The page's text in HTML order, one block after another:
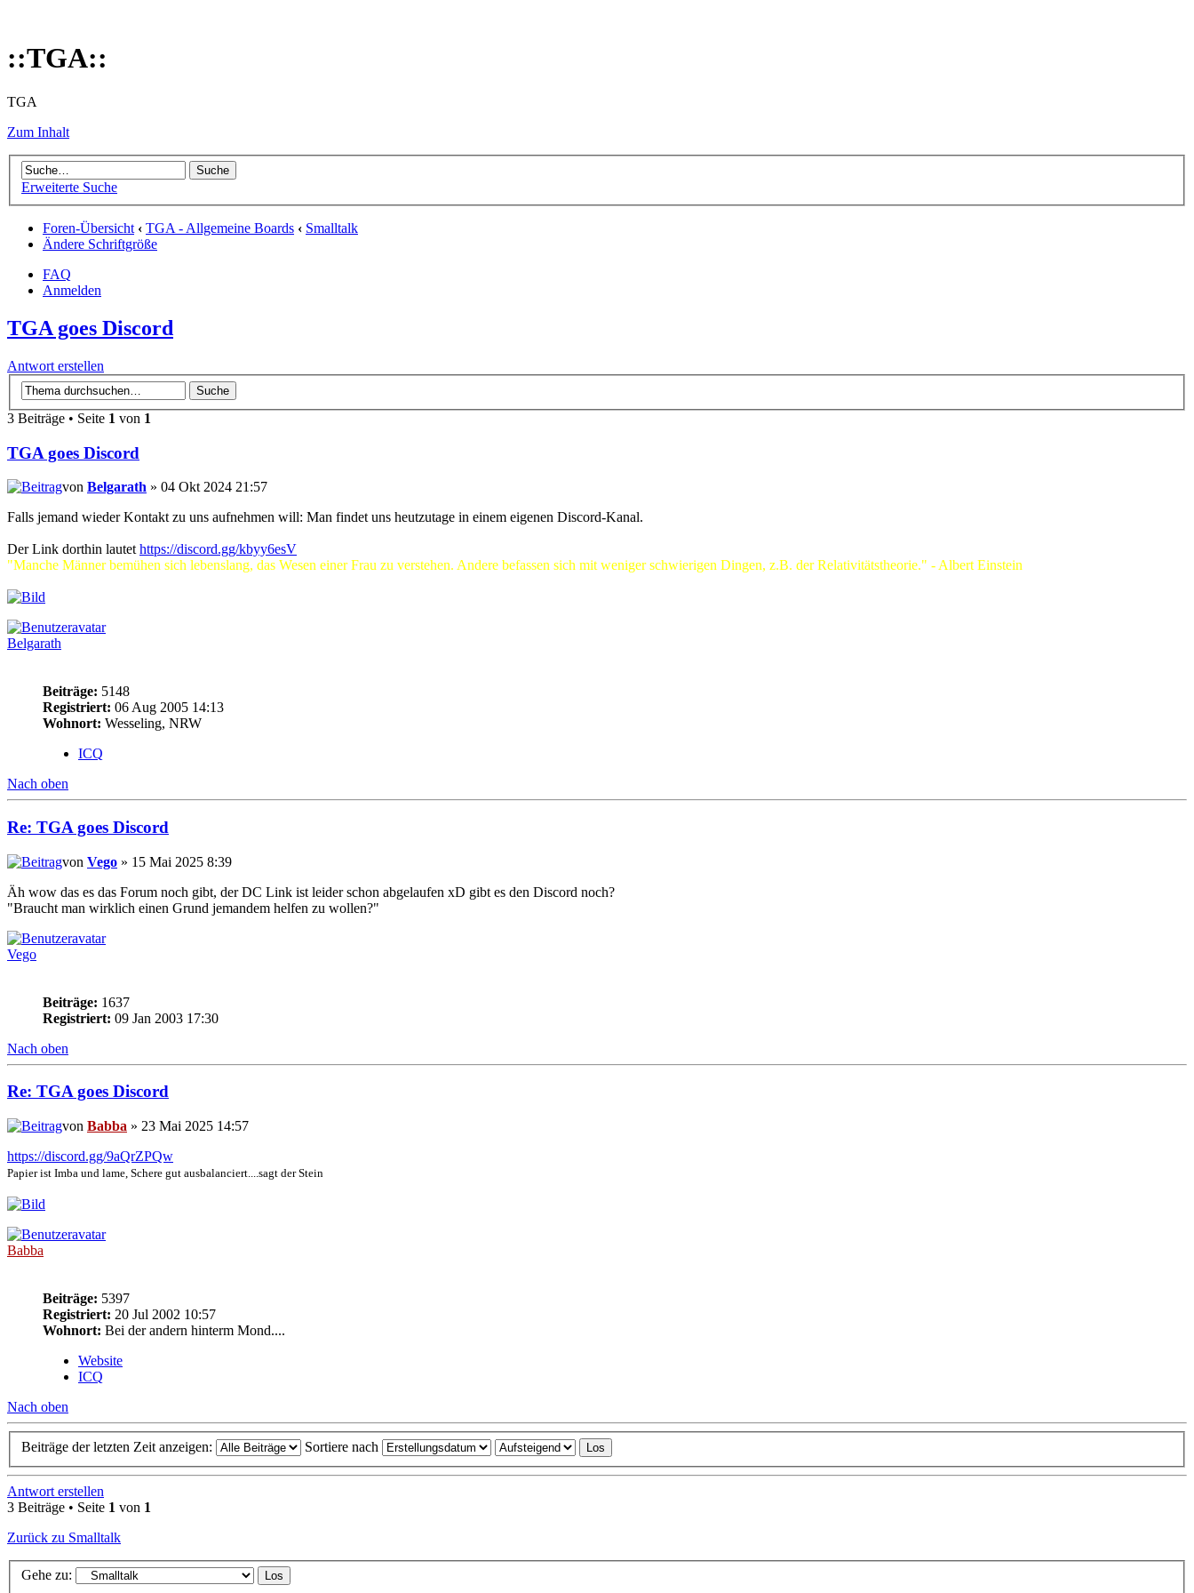
::TGA::
TGA
Zum Inhalt
Erweiterte Suche
Foren-Übersicht ‹ TGA - Allgemeine Boards ‹ Smalltalk
Ändere Schriftgröße
FAQ
Anmelden
TGA goes Discord
Antwort erstellen
3 Beiträge • Seite 1 von 1
TGA goes Discord
von Belgarath » 04 Okt 2024 21:57
Falls jemand wieder Kontakt zu uns aufnehmen will: Man findet uns heutzutage in einem eigenen Discord-Kanal.
Der Link dorthin lautet https://discord.gg/kbyy6esV
"Manche Männer bemühen sich lebenslang, das Wesen einer Frau zu verstehen. Andere befassen sich mit weniger schwierigen Dingen, z.B. der Relativitätstheorie." - Albert Einstein
Belgarath
Beiträge: 5148
Registriert: 06 Aug 2005 14:13
Wohnort: Wesseling, NRW
ICQ
Nach oben
Re: TGA goes Discord
von Vego » 15 Mai 2025 8:39
Äh wow das es das Forum noch gibt, der DC Link ist leider schon abgelaufen xD gibt es den Discord noch?
"Braucht man wirklich einen Grund jemandem helfen zu wollen?"
Vego
Beiträge: 1637
Registriert: 09 Jan 2003 17:30
Nach oben
Re: TGA goes Discord
von Babba » 23 Mai 2025 14:57
https://discord.gg/9aQrZPQw
Papier ist Imba und lame, Schere gut ausbalanciert....sagt der Stein
Babba
Beiträge: 5397
Registriert: 20 Jul 2002 10:57
Wohnort: Bei der andern hinterm Mond....
Website
ICQ
Nach oben
Beiträge der letzten Zeit anzeigen: Sortiere nach
Antwort erstellen
3 Beiträge • Seite 1 von 1
Zurück zu Smalltalk
Gehe zu: